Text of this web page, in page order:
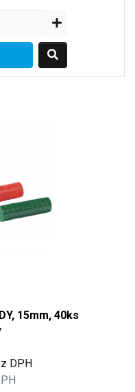
15mm, 40ks
DPH